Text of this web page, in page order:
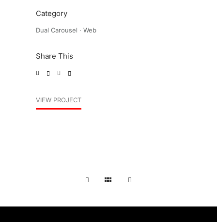
Category
Dual Carousel · Web
Share This
VIEW PROJECT